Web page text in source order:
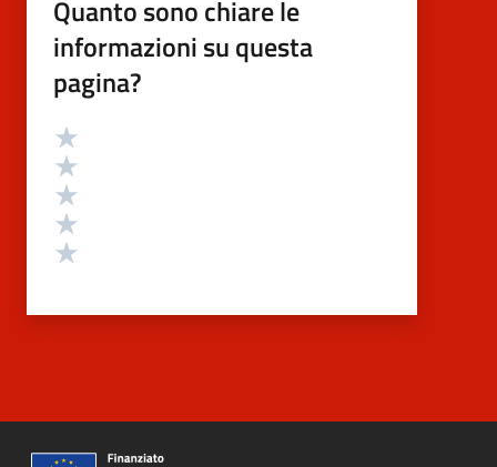
Quanto sono chiare le
informazioni su questa
pagina?
Valutazione